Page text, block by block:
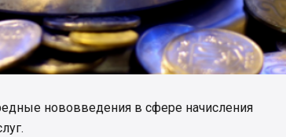
нововведения в сфере начисления